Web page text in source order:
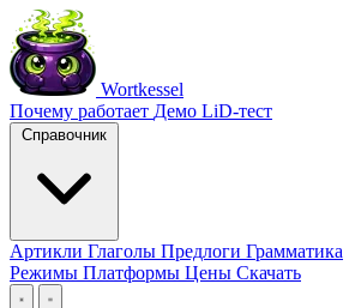
Wortkessel
Почему работает Демо LiD-тест
Справочник
Артикли Глаголы Предлоги Грамматика
Режимы Платформы Цены Скачать